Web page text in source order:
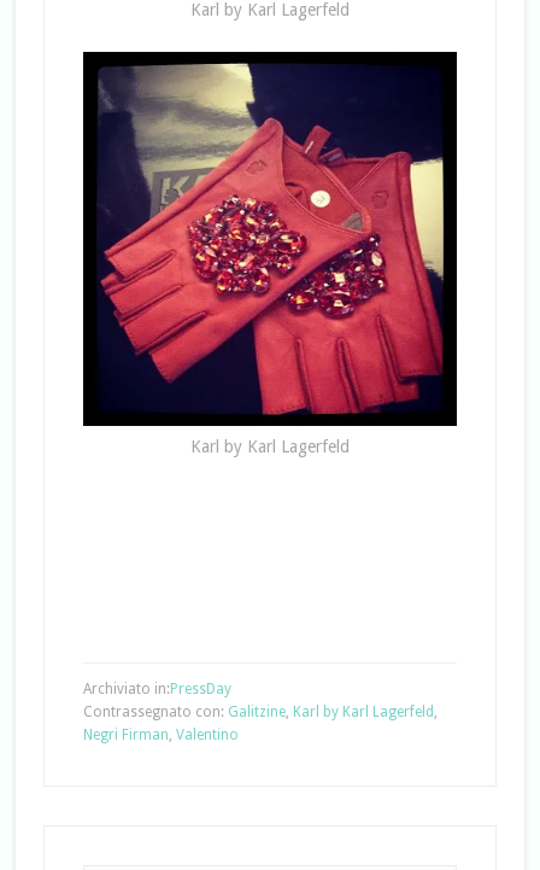
Karl by Karl Lagerfeld
Karl by Karl Lagerfeld
Archiviato in: PressDay
Contrassegnato con: Galitzine, Karl by Karl Lagerfeld ,
Negri Firman, Valentino